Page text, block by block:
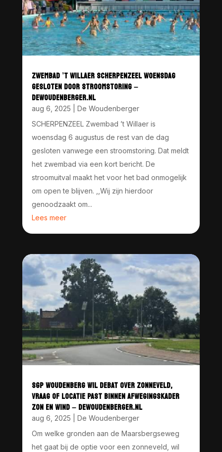
ZWEMBAD ’T WILLAER SCHERPENZEEL WOENSDAG
GESLOTEN DOOR STROOMSTORING –
DEWOUDENBERGER.NL
aug 6, 2025
De Woudenberger
SCHERPENZEEL Zwembad ’t Willaer is
woensdag 6 augustus de rest van de dag
gesloten vanwege een stroomstoring. Dat meldt
het zwembad via een kort bericht. De
stroomuitval maakt het voor het bad onmogelijk
om open te blijven. ,,Wij zijn hierdoor
genoodzaakt om...
Lees meer
SGP WOUDENBERG WIL DEBAT OVER ZONNEVELD,
VRAAG OF LOCATIE PAST BINNEN AFWEGINGSKADER
ZON EN WIND – DEWOUDENBERGER.NL
aug 6, 2025
De Woudenberger
Om welke gronden aan de Maarsbergseweg
het gaat bij de optie voor een zonneveld, wil